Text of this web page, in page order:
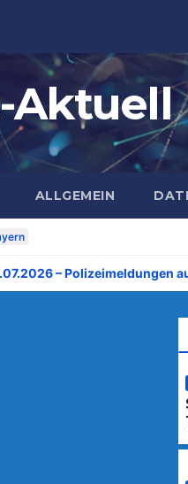
Aktuell
ALLGEMEIN
– Polizeimeldungen